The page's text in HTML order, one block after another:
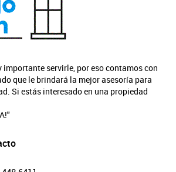
importante servirle, por eso contamos con
que le brindará la mejor asesoría para
Si estás interesado en una propiedad